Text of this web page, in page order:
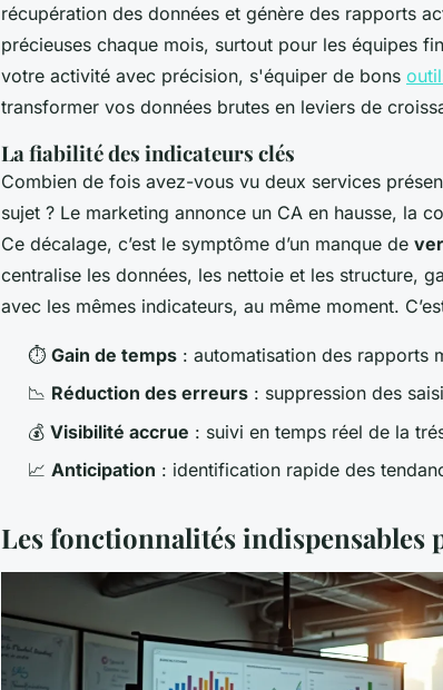
récupération des données et génère des rapports
précieuses chaque mois, surtout pour les équipes
votre activité avec précision, s'équiper de bons
transformer vos données brutes en leviers de
La fiabilité des indicateurs clés
Combien de fois avez-vous vu deux services
sujet ? Le marketing annonce un CA en hausse, la
Ce décalage, c’est le symptôme d’un manque de
centralise les données, les nettoie et les structure,
avec les mêmes indicateurs, au même moment.
⏱️ Gain de temps : automatisation des rapports
📉 Réduction des erreurs : suppression des
💰 Visibilité accrue : suivi en temps réel de la
📈 Anticipation : identification rapide des
Les fonctionnalités indispensables